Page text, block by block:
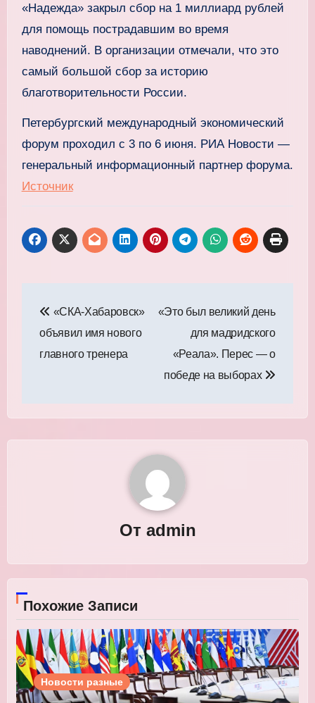
«Надежда» закрыл сбор на 1 миллиард рублей
для помощь пострадавшим во время
наводнений. В организации отмечали, что это
самый большой сбор за историю
благотворительности России.
Петербургский международный экономический
форум проходил с 3 по 6 июня. РИА Новости —
генеральный информационный партнер форума.
Источник
по
записям
«СКА‑Хабаровск»
объявил имя нового
главного тренера
«Это был великий день
для мадридского
«Реала». Перес — о
победе на выборах
От admin
Похожие Записи
Новости разные